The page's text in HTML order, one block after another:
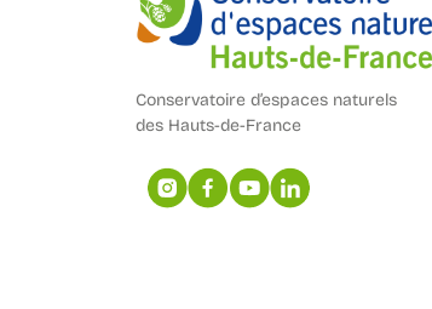
Conservatoire d’espaces naturels
des Hauts-de-France